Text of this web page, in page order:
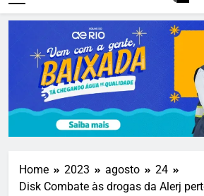
Home 2023 agosto
24
Disk Combate às drogas da Alerj